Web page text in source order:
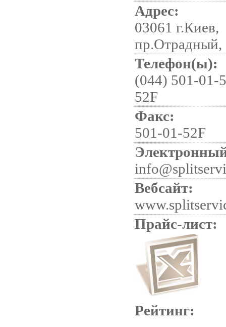
Адрес:
03061 г.Киев,
Телефон(ы):
(044) 501-01-
52F
Факс:
501-01-52F
Вебсайт:
Прайс-лист:
Рейтинг: